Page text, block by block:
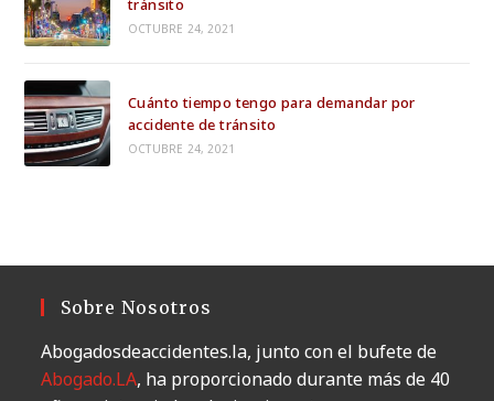
tránsito
OCTUBRE 24, 2021
Cuánto tiempo tengo para demandar por
accidente de tránsito
OCTUBRE 24, 2021
Sobre Nosotros
Abogadosdeaccidentes.la, junto con el bufete de
Abogado.LA, ha proporcionado durante más de 40